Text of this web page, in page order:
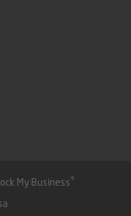
My Business®